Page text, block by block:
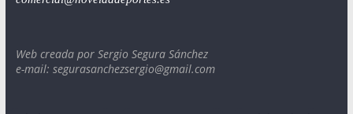
Web creada por Sergio Segura Sánchez
e-mail: segurasanchezsergio@gmail.com